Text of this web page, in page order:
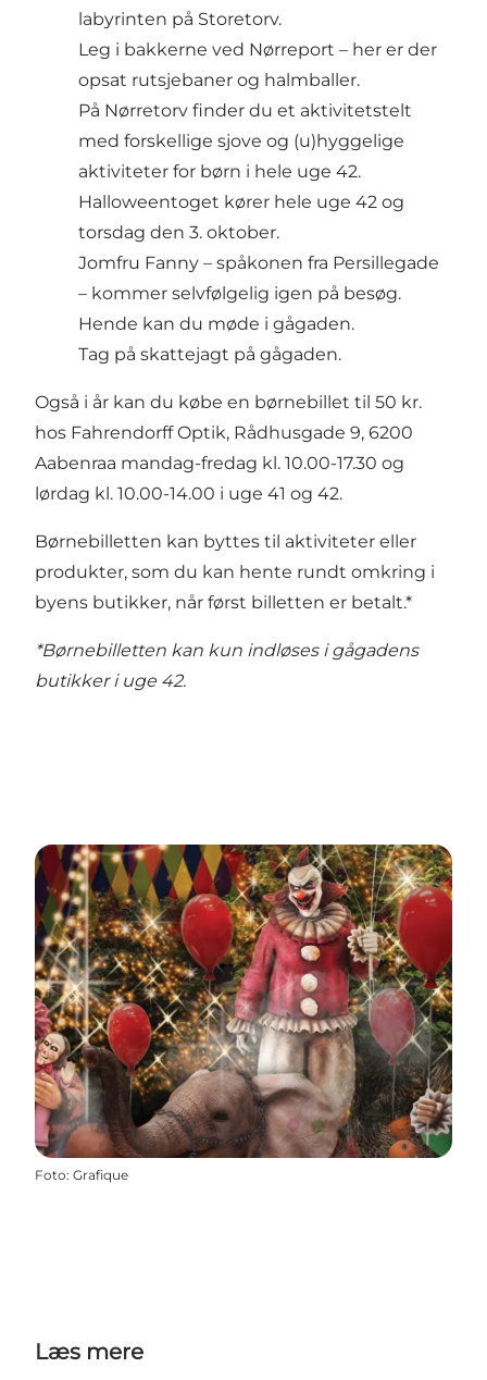
labyrinten på Storetorv.
Leg i bakkerne ved Nørreport – her er der
opsat rutsjebaner og halmballer.
På Nørretorv finder du et aktivitetstelt
med forskellige sjove og (u)hyggelige
aktiviteter for børn i hele uge 42.
Halloweentoget kører hele uge 42 og
torsdag den 3. oktober.
Jomfru Fanny – spåkonen fra Persillegade
– kommer selvfølgelig igen på besøg.
Hende kan du møde i gågaden.
Tag på skattejagt på gågaden.
Også i år kan du købe en børnebillet til 50 kr.
hos Fahrendorff Optik, Rådhusgade 9, 6200
Aabenraa mandag-fredag kl. 10.00-17.30 og
lørdag kl. 10.00-14.00 i uge 41 og 42.
Børnebilletten kan byttes til aktiviteter eller
produkter, som du kan hente rundt omkring i
byens butikker, når først billetten er betalt.*
*Børnebilletten kan kun indløses i gågadens
butikker i uge 42.
Foto: Grafique
Læs mere